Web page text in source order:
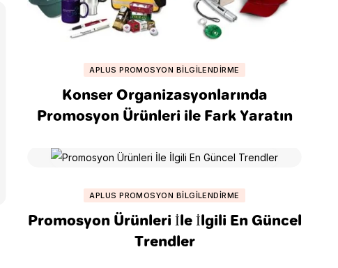
APLUS PROMOSYON BILGILENDIRME
Konser Organizasyonlarında
Promosyon Ürünleri ile Fark Yaratın
APLUS PROMOSYON BILGILENDIRME
Promosyon Ürünleri İle İlgili En Güncel
Trendler